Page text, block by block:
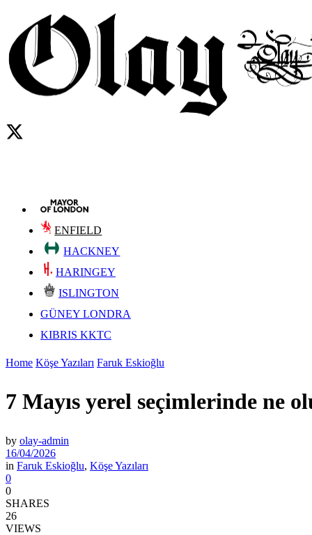
ENFIELD
HACKNEY
HARINGEY
ISLINGTON
GÜNEY LONDRA
KIBRIS KKTC
Home Köşe Yazıları Faruk Eskioğlu
7 Mayıs yerel seçimlerinde ne
by olay-admin
16/04/2026
in Faruk Eskioğlu, Köşe Yazıları
0
0
SHARES
26
VIEWS